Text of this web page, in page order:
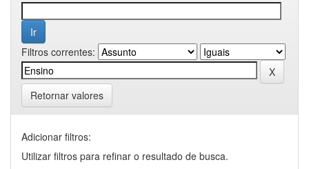
Filtros correntes:
Retornar valores
Adicionar filtros:
Utilizar filtros para refinar o resultado de busca.